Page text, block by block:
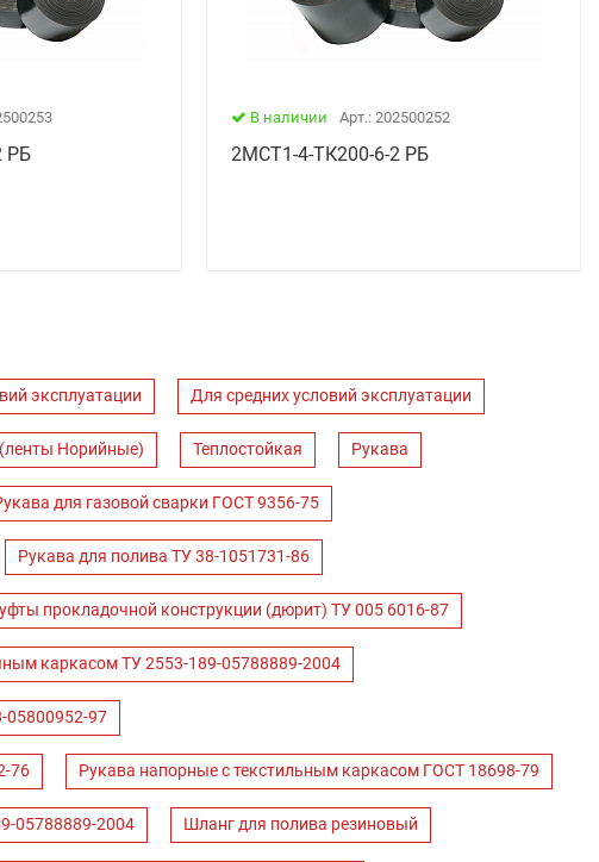
РБ
В наличии Арт.: 202500252
2МСТ1-4-ТК200-6-2 РБ
эксплуатации Для средних условий эксплуатации
Норийные) Теплостойкая Рукава
для газовой сварки ГОСТ 9356-75
Рукава для полива ТУ 38-1051731-86
прокладочной конструкции (дюрит) ТУ 005 6016-87
каркасом ТУ 2553-189-05788889-2004
05800952-97
76 Рукава напорные с текстильным каркасом ГОСТ 18698-79
05788889-2004 Шланг для полива резиновый